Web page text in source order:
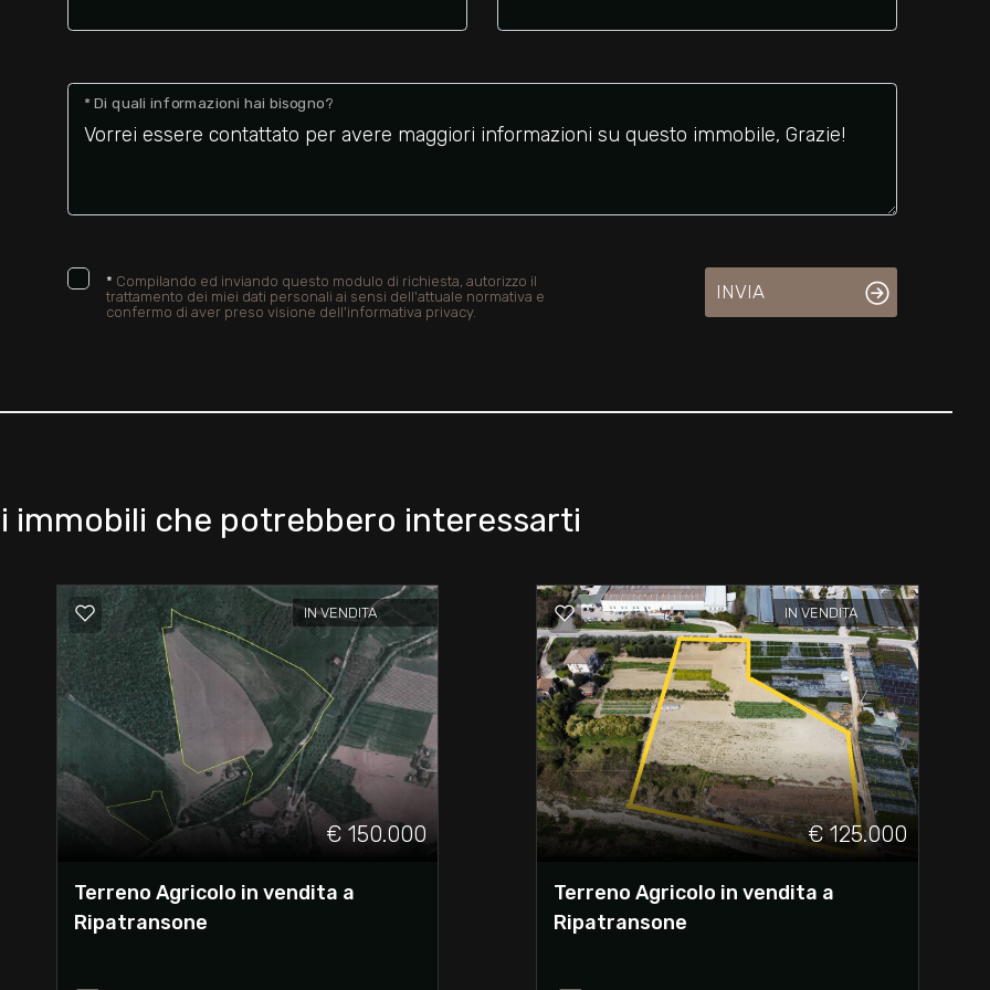
* Di quali informazioni hai bisogno?
* Compilando ed inviando questo modulo di richiesta, autorizzo il
trattamento dei miei dati personali ai sensi dell'attuale normativa e
confermo di aver preso visione dell'informativa privacy.
INVIA
immobili che potrebbero interessarti
IN VENDITA
€ 150.000
Terreno Agricolo in vendita a
Ripatransone
IN VENDITA
€ 125.000
Terreno Agricolo in vendita a
Ripatransone